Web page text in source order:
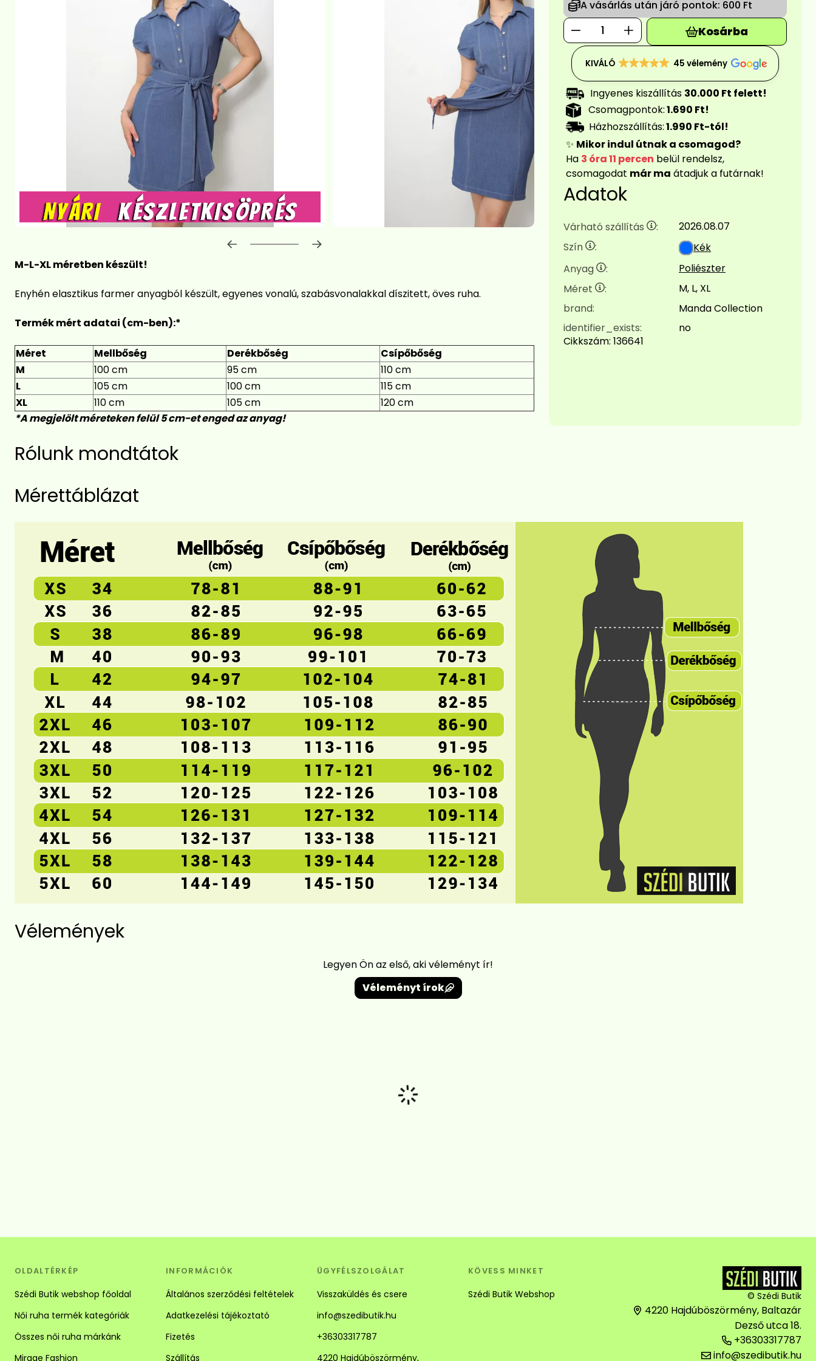
Előrehaladás:
M-L-XL méretben készült!
Enyhén elasztikus farmer anyagból készült, egyenes vonalú, szabásvonalakkal díszitett, öves ruha.
Termék mért adatai (cm-ben):*
Méret Mellbőség Derékbőség
Csípőbőség
M
100 cm 95 cm
110 cm
L
105 cm 100 cm
115 cm
XL
110 cm 105 cm
120 cm
*A megjelölt méreteken felül 5 cm-et enged az anyag!
A vásárlás után járó pontok: 600 Ft
Kosárba
KIVÁLÓ 39 vélemény
Ingyenes kiszállítás 30.000 Ft felett!
Csomagpontok:1.690 Ft!
Házhozszállítás:1.990 Ft-tól!
✨ Mikor indul útnak a csomagod?
Ha 3 óra 11 percen belül rendelsz,
csomagodat már ma átadjuk a futárnak!
Adatok
Várható szállítás :
2026.08.07
Szín
:
Kék
Anyag
:
Poliészter
Méret
:
M, L, XL
brand:
Manda Collection
identifier_exists:
no
Cikkszám: 136641
Rólunk mondtátok
Mérettáblázat
Vélemények
Legyen Ön az első, aki véleményt ír!
Véleményt írok
Betöltés...
OLDALTÉRKÉP
Szédi Butik webshop főoldal
Női ruha termék kategóriák
Összes női ruha márkánk
Mirage Fashion
INFORMÁCIÓK
Általános szerződési feltételek
Adatkezelési tájékoztató
Fizetés
Szállítás
ÜGYFÉLSZOLGÁLAT
Visszaküldés és csere
info@szedibutik.hu
+36303317787
4220 Hajdúböszörmény,
KÖVESS MINKET
Szédi Butik Webshop © Szédi Butik
4220 Hajdúböszörmény, Baltazár
Dezső utca 18.
+36303317787
info@szedibutik.hu